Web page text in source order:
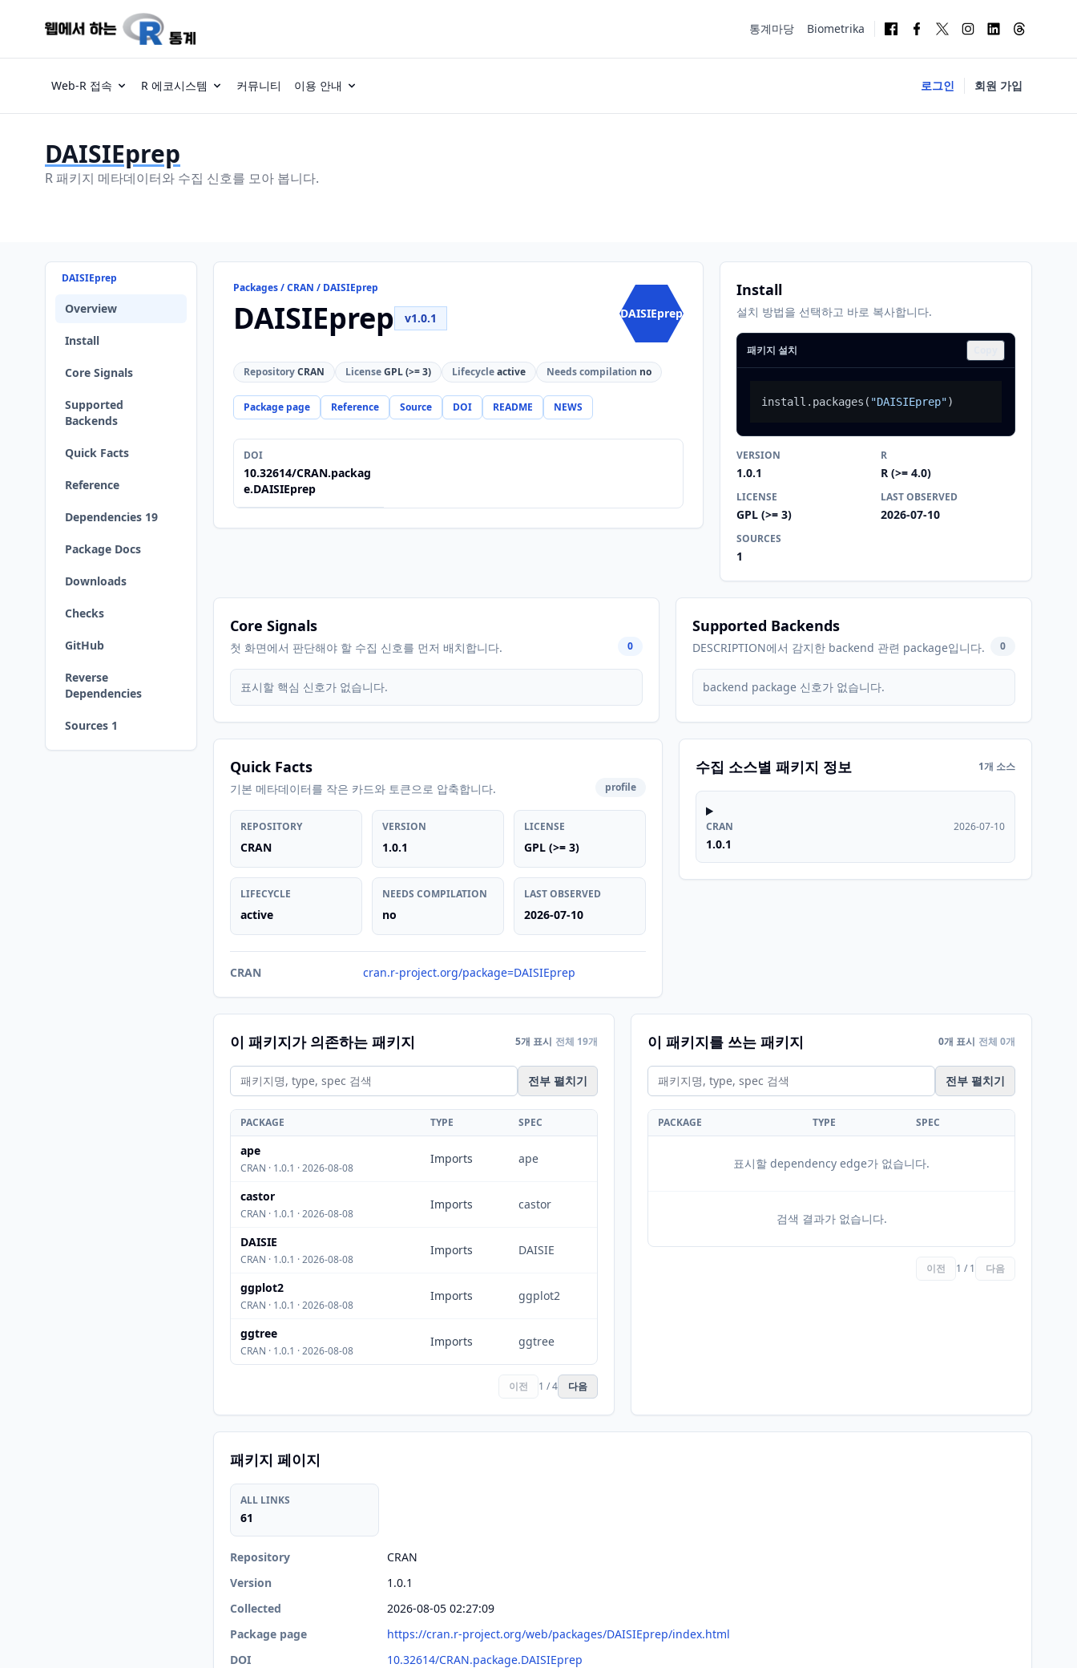
통계마당 Biometrika
Web-R 접속 R 에코시스템 커뮤니티 이용 안내 로그인 회원 가입
DAISIEprep
R 패키지 메타데이터와 수집 신호를 모아 봅니다.
DAISIEprep
Overview
Install
Core Signals
Supported
Backends
Quick Facts
Reference
Dependencies 19
Package Docs
Downloads
Checks
GitHub
Reverse
Dependencies
Sources 1
Packages / CRAN / DAISIEprep
DAISIEprep v1.0.1 DAISIEprep
RepositoryCRAN LicenseGPL (>= 3) Lifecycleactive Needs compilation no
Package page Reference Source DOI README NEWS
DOI
10.32614/CRAN.packag
e.DAISIEprep
Install
설치 방법을 선택하고 바로 복사합니다.
패키지 설치
install.packages ( "DAISIEprep")
VERSION
1.0.1
R
R (>= 4.0)
LICENSE
GPL (>= 3)
LAST OBSERVED
2026-07-10
SOURCES
1
Core Signals
첫 화면에서 판단해야 할 수집 신호를 먼저 배치합니다. 0
표시할 핵심 신호가 없습니다.
Supported Backends
DESCRIPTION에서 감지한 backend 관련 package입니다. 0
backend package 신호가 없습니다.
Quick Facts
기본 메타데이터를 작은 카드와 토큰으로 압축합니다. profile
REPOSITORY
CRAN
VERSION
1.0.1
LICENSE
GPL (>= 3)
LIFECYCLE
active
NEEDS COMPILATION
no
LAST OBSERVED
2026-07-10
CRAN cran.r-project.org/package=DAISIEprep
수집 소스별 패키지 정보 1개 소스
CRAN
1.0.1
2026-07-10
이 패키지가 의존하는 패키지 5개 표시 전체 19개
전부 펼치기
PACKAGE TYPE SPEC
ape
CRAN · 1.0.1 · 2026-08-08
Imports ape
castor
CRAN · 1.0.1 · 2026-08-08
Imports castor
DAISIE
CRAN · 1.0.1 · 2026-08-08
Imports DAISIE
ggplot2
CRAN · 1.0.1 · 2026-08-08
Imports ggplot2
ggtree
CRAN · 1.0.1 · 2026-08-08
Imports ggtree
이전 1 / 4 다음
이 패키지를 쓰는 패키지 0개 표시 전체 0개
전부 펼치기
PACKAGE TYPE SPEC
표시할 dependency edge가 없습니다.
검색 결과가 없습니다.
이전 1 / 1 다음
패키지 페이지
ALL LINKS
61
Repository
CRAN
Version
1.0.1
Collected
2026-08-05 02:27:09
Package page
https://cran.r-project.org/web/packages/DAISIEprep/index.html
DOI
10.32614/CRAN.package.DAISIEprep